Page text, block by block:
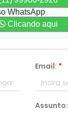
WhatsApp
Clicando aqui
Email: *
Assunto: